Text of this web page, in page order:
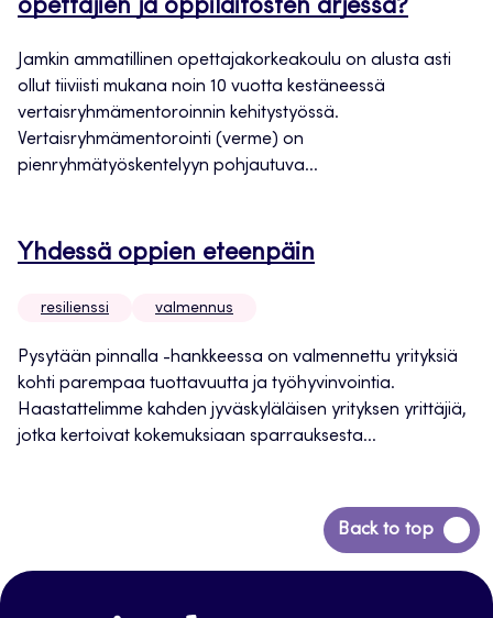
opettajien ja oppilaitosten arjessa?
Jamkin ammatillinen opettajakorkeakoulu on alusta asti
ollut tiiviisti mukana noin 10 vuotta kestäneessä
vertaisryhmämentoroinnin kehitystyössä.
Vertaisryhmämentorointi (verme) on
pienryhmätyöskentelyyn pohjautuva...
Yhdessä oppien eteenpäin
resilienssi valmennus
Pysytään pinnalla -hankkeessa on valmennettu yrityksiä
kohti parempaa tuottavuutta ja työhyvinvointia.
Haastattelimme kahden jyväskyläläisen yrityksen yrittäjiä,
jotka kertoivat kokemuksiaan sparrauksesta...
Back to top
Siirry
takaisin